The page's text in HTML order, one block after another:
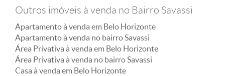
Outros imóveis à venda no Bairro Savassi
Apartamento à venda em Belo Horizonte
Apartamento à venda no bairro Savassi
Área Privativa à venda em Belo Horizonte
Área Privativa à venda no bairro Savassi
Casa à venda em Belo Horizonte